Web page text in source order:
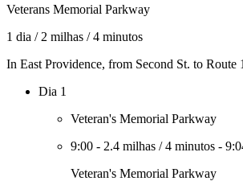
Veterans Memorial Parkway
1 dia / 2 milhas /4 minutos
In East Providence, from Second St. to Route
Dia 1
Veteran's Memorial Parkway
9:00 - 2.4 milhas /4 minutos -
Veteran's Memorial Parkway